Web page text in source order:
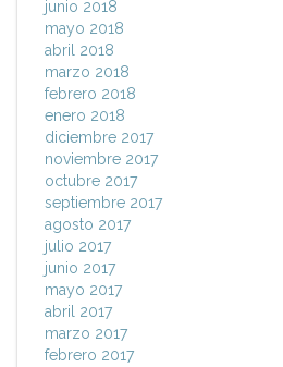
junio 2018
mayo 2018
abril 2018
marzo 2018
febrero 2018
enero 2018
diciembre 2017
noviembre 2017
octubre 2017
septiembre 2017
agosto 2017
julio 2017
junio 2017
mayo 2017
abril 2017
marzo 2017
febrero 2017